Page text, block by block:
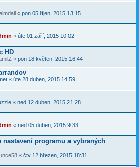
« pon 05 říjen, 2015 13:15
« úte 01 září, 2015 10:02
HD
« pon 18 květen, 2015 16:44
« úte 28 duben, 2015 14:59
« ned 12 duben, 2015 21:28
« ned 05 duben, 2015 9:33
nastavení programu a vybraných
« čtv 12 březen, 2015 18:31